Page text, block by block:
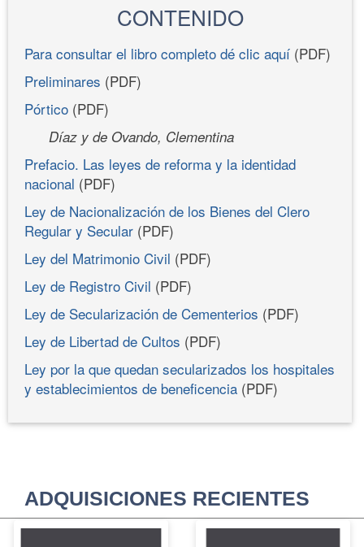
CONTENIDO
Para consultar el libro completo dé clic aquí (PDF)
Preliminares (PDF)
Pórtico (PDF)
Díaz y de Ovando, Clementina
Prefacio. Las leyes de reforma y la identidad
nacional (PDF)
Ley de Nacionalización de los Bienes del Clero
Regular y Secular (PDF)
Ley del Matrimonio Civil (PDF)
Ley de Registro Civil (PDF)
Ley de Secularización de Cementerios (PDF)
Ley de Libertad de Cultos (PDF)
Ley por la que quedan secularizados los hospitales
y establecimientos de beneficencia (PDF)
ADQUISICIONES RECIENTES